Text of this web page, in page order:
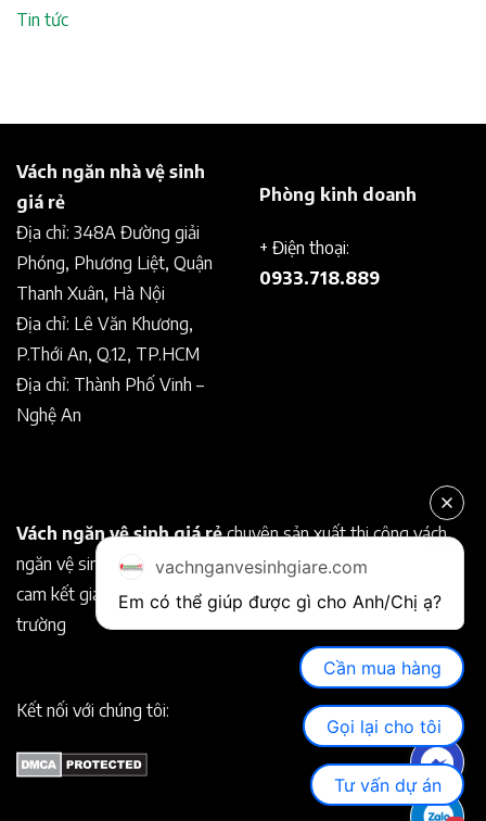
Tin tức
Vách ngăn nhà vệ sinh
giá rẻ
Địa chỉ: 348A Đường giải
Phóng, Phương Liệt, Quận
Thanh Xuân, Hà Nội
Địa chỉ: Lê Văn Khương,
P.Thới An, Q.12, TP.HCM
Địa chỉ: Thành Phố Vinh –
Nghệ An
Phòng kinh doanh
+ Điện thoại:
0933.718.889
Vách ngăn vệ sinh giá rẻchuyên sản xuất thi công vách
ngăn vệ sinh Compact chất lượng tốt. Chuyên nghiệp, uy tín
cam kết giá rẻ hơn so với các nhà cung cấp khác trên thị
trường
Kết nối với chúng tôi:
vachnganvesinhgiare.com
Cần mua hàng
Gọi lại cho tôi
Tư vấn dự án